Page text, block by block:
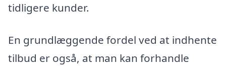
tidligere kunder.
En grundlæggende fordel ved at indhente
tilbud er også, at man kan forhandle